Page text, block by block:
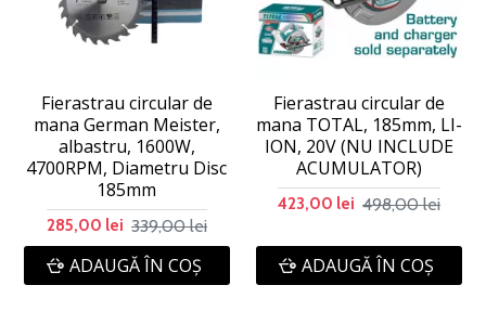
Fierastrau circular de
mana German Meister,
albastru, 1600W,
4700RPM, Diametru Disc
185mm
285,00 lei 339,00 lei
ADAUGĂ ÎN COŞ
Fierastrau circular de
mana TOTAL, 185mm, LI-
ION, 20V (NU INCLUDE
ACUMULATOR)
423,00 lei 498,00 lei
ADAUGĂ ÎN COŞ